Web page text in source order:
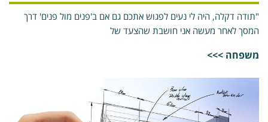
דקלה, היה לי נעים לפגוש אתכם גם אם ב'פנים מול פנים' דרך
לאחר מעשה אני חושבת שהצעד של
>>>